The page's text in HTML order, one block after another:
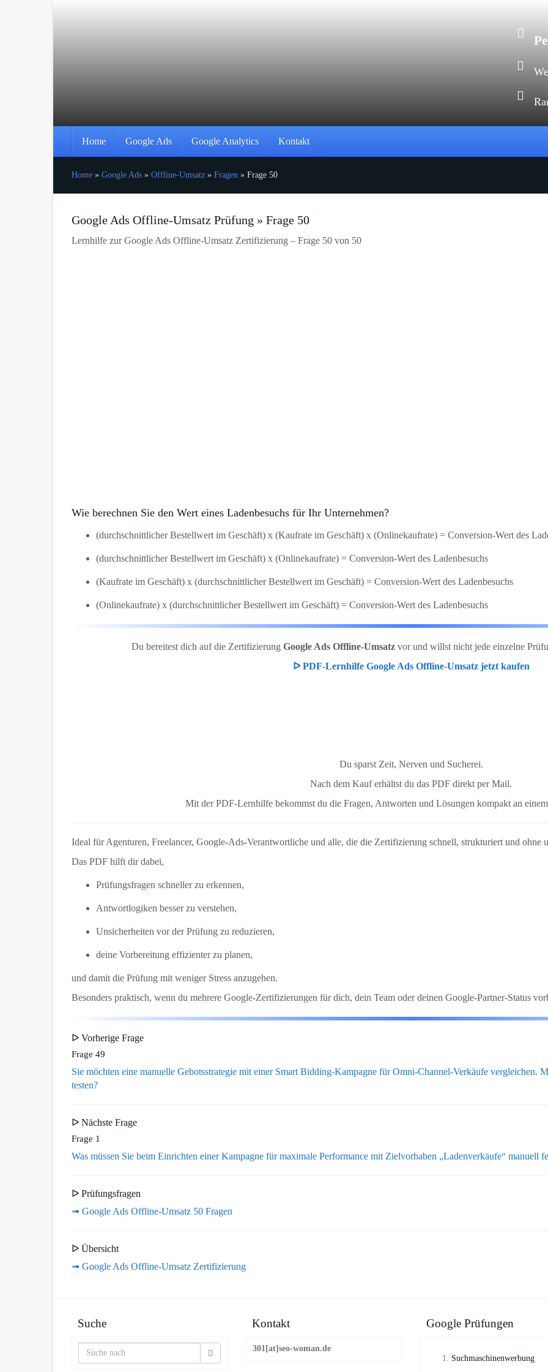
Home Google Ads Google Analytics Kontakt
Home » Google Ads » Offline-Umsatz » Fragen » Frage 50
Google Ads Offline-Umsatz Prüfung » Frage 50
Lernhilfe zur Google Ads Offline-Umsatz Zertifizierung – Frage 50 von 50
Wie berechnen Sie den Wert eines Ladenbesuchs für Ihr Unternehmen?
(durchschnittlicher Bestellwert im Geschäft) x (Kaufrate im Geschäft) x (Onlinekaufrate) = Conversion-Wert des
(durchschnittlicher Bestellwert im Geschäft) x (Onlinekaufrate) = Conversion-Wert des Ladenbesuchs
(Kaufrate im Geschäft) x (durchschnittlicher Bestellwert im Geschäft) = Conversion-Wert des Ladenbesuchs
(Onlinekaufrate) x (durchschnittlicher Bestellwert im Geschäft) = Conversion-Wert des Ladenbesuchs
Du bereitest dich auf die Zertifizierung Google Ads Offline-Umsatzvor und willst nicht jede einzelne
ᐅ PDF-Lernhilfe Google Ads Offline-Umsatz jetzt kaufen
Du sparst Zeit, Nerven und Sucherei.
Nach dem Kauf erhältst du das PDF direkt per Mail.
Mit der PDF-Lernhilfe bekommst du die Fragen, Antworten und Lösungen kompakt an
Ideal für Agenturen, Freelancer, Google-Ads-Verantwortliche und alle, die die Zertifizierung schnell, strukturiert und ohne
Das PDF hilft dir dabei,
Prüfungsfragen schneller zu erkennen,
Antwortlogiken besser zu verstehen,
Unsicherheiten vor der Prüfung zu reduzieren,
deine Vorbereitung effizienter zu planen,
und damit die Prüfung mit weniger Stress anzugehen.
Besonders praktisch, wenn du mehrere Google-Zertifizierungen für dich, dein Team oder deinen Google-Partner-Status
ᐅ Vorherige Frage
Frage 49
Sie möchten eine manuelle Gebotsstrategie mit einer Smart Bidding-Kampagne für Omni-Channel-Verkäufe vergleichen.
testen?
ᐅ Nächste Frage
Frage 1
Was müssen Sie beim Einrichten einer Kampagne für maximale Performance mit Zielvorhaben „Ladenverkäufe“ manuell
ᐅ Prüfungsfragen
➟ Google Ads Offline-Umsatz 50 Fragen
ᐅ Übersicht
➟ Google Ads Offline-Umsatz Zertifizierung
Suche Kontakt
301[at]seo-woman.de
Google Prüfungen
Suchmaschinenwerbung